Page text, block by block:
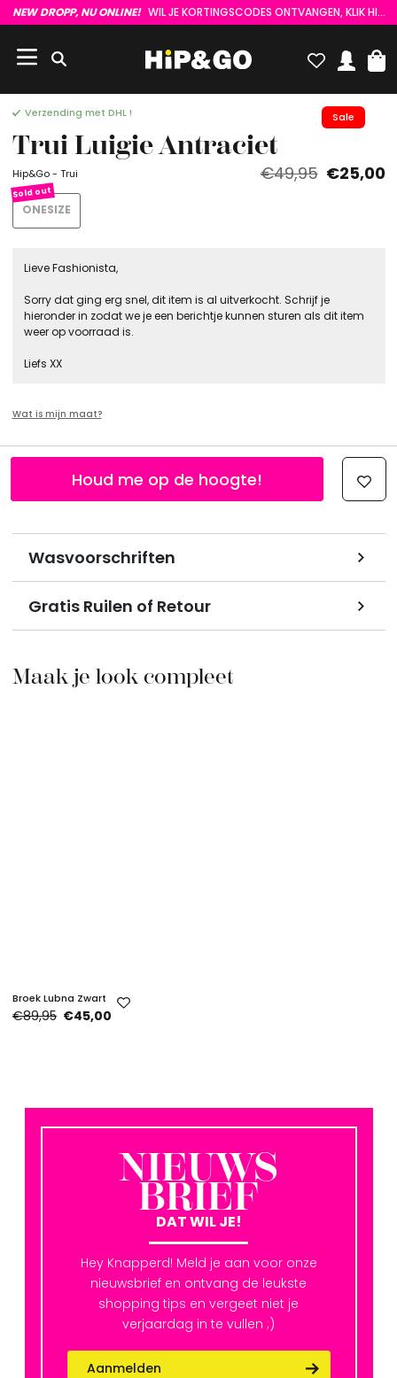
NEW DROPP, NU ONLINE! WIL JE KORTINGSCODES ONTVANGEN, KLIK HIER :)
Sale
Verzending met DHL !
Trui Luigie Antraciet
Hip&Go - Trui €49,95 €25,00
ONESIZE
Lieve Fashionista,
Sorry dat ging erg snel, dit item is al uitverkocht. Schrijf je
hieronder in zodat we je een berichtje kunnen sturen als dit item
weer op voorraad is.
Liefs XX
Wat is mijn maat?
Wasvoorschriften
Gratis Ruilen of Retour
Houd me op de hoogte!
Maak je look compleet
Broek Lubna Zwart
€89,95 €45,00
NIEUWS
BRIEF
DAT WIL JE!
Hey Knapperd! Meld je aan voor onze
nieuwsbrief en ontvang de leukste
shopping tips en vergeet niet je
verjaardag in te vullen ;)
Aanmelden